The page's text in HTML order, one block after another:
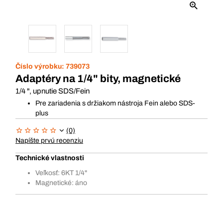
Číslo výrobku: 739073
Adaptéry na 1/4" bity, magnetické
1/4 ", upnutie SDS/Fein
Pre zariadenia s držiakom nástroja Fein alebo SDS-
plus
(0)
Napíšte prvú recenziu
Technické vlastnosti
Veľkosť: 6KT 1/4"
Magnetické: áno